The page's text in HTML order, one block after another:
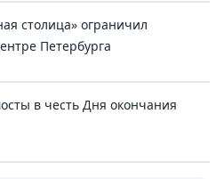
столица» ограничил
Петербурга
в честь Дня окончания